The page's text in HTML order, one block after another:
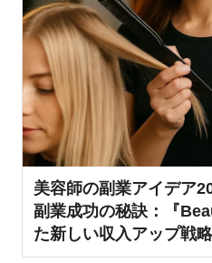
美容師の副業アイデア
副業成功の秘訣：『
た新しい収入アップ戦略